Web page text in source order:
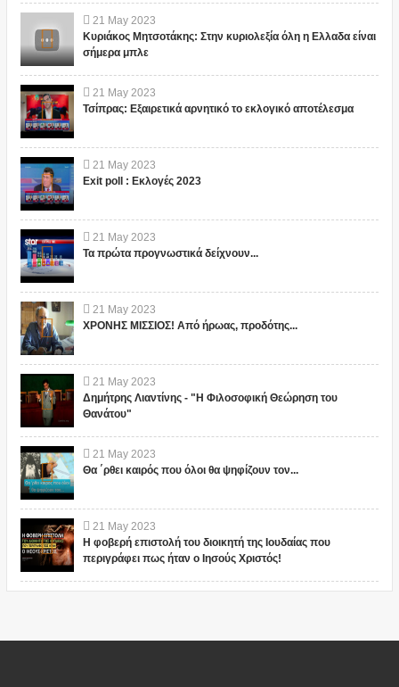
21 May 2023
Κυριάκος Μητσοτάκης: Στην κυριολεξία όλη η Ελλαδα είναι
σήμερα μπλε
21 May 2023
Τσίπρας: Εξαιρετικά αρνητικό το εκλογικό αποτέλεσμα
21 May 2023
Exit poll : Εκλογές 2023
21 May 2023
Τα πρώτα προγνωστικά δείχνουν...
21 May 2023
ΧΡΟΝΗΣ ΜΙΣΣΙΟΣ! Από ήρωας, προδότης...
21 May 2023
Δημήτρης Λιαντίνης - "Η Φιλοσοφική Θεώρηση του
Θανάτου"
21 May 2023
Θα ΄ρθει καιρός που όλοι θα ψηφίζουν τον...
21 May 2023
Η φοβερή επιστολή του διοικητή της Ιουδαίας που
περιγράφει πως ήταν ο Ιησούς Χριστός!